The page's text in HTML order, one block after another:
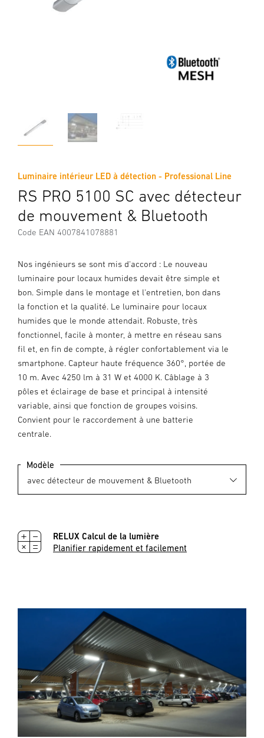
Luminaire intérieur LED à détection - Professional Line
RS PRO 5100 SC avec détecteur
de mouvement & Bluetooth
Code EAN 4007841078881
Nos ingénieurs se sont mis d'accord : Le nouveau
luminaire pour locaux humides devait être simple et
bon. Simple dans le montage et l'entretien, bon dans
la fonction et la qualité. Le luminaire pour locaux
humides que le monde attendait. Robuste, très
fonctionnel, facile à monter, à mettre en réseau sans
fil et, en fin de compte, à régler confortablement via le
smartphone. Capteur haute fréquence 360°, portée de
10 m. Avec 4250 lm à 31 W et 4000 K. Câblage à 3
pôles et éclairage de base et principal à intensité
variable, ainsi que fonction de groupes voisins.
Convient pour le raccordement à une batterie
centrale.
Modèle
RELUX Calcul de la lumière
Planifier rapidement et facilement